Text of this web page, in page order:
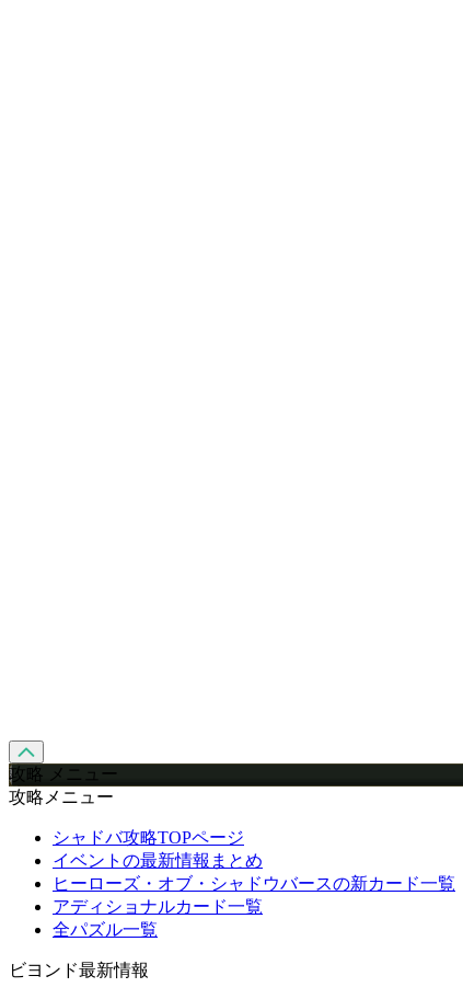
攻略 メニュー
攻略メニュー
シャドバ攻略TOPページ
イベントの最新情報まとめ
ヒーローズ・オブ・シャドウバースの新カード一覧
アディショナルカード一覧
全パズル一覧
ビヨンド最新情報